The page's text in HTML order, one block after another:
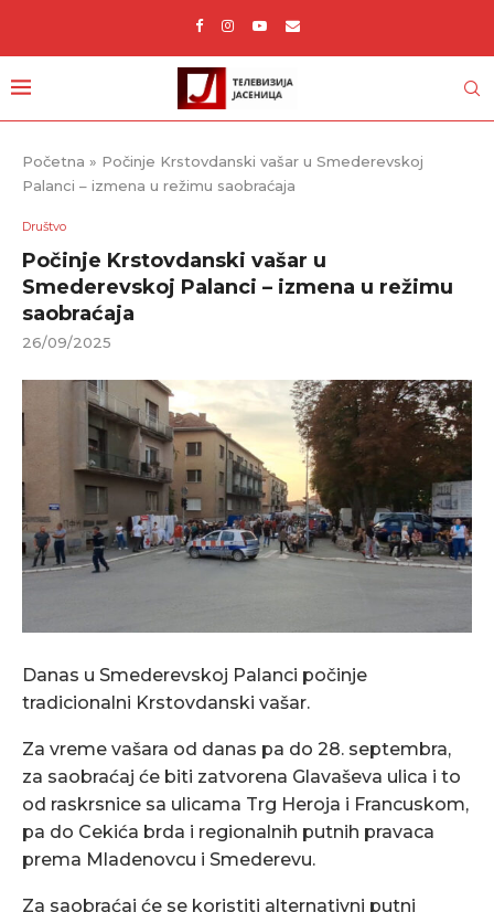
Početna » Počinje Krstovdanski vašar u Smederevskoj
Palanci – izmena u režimu saobraćaja
Društvo
Počinje Krstovdanski vašar u
Smederevskoj Palanci – izmena u režimu
saobraćaja
26/09/2025
Danas u Smederevskoj Palanci počinje
tradicionalni Krstovdanski vašar.
Za vreme vašara od danas pa do 28. septembra,
za saobraćaj će biti zatvorena Glavaševa ulica i to
od raskrsnice sa ulicama Trg Heroja i Francuskom,
pa do Cekića brda i regionalnih putnih pravaca
prema Mladenovcu i Smederevu.
Za saobraćaj će se koristiti alternativni putni